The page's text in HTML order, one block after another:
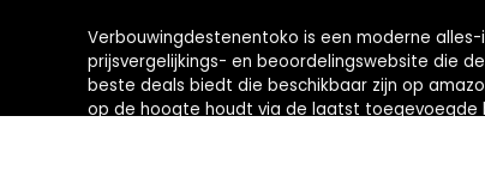
Verbouwingdestenentoko is een moderne
prijsvergelijkings- en beoordelingswebsite die de
beste deals biedt die beschikbaar zijn op
op de hoogte houdt via de laatst toegevoegde